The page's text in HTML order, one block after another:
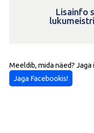
Lisainfo
Meeldib, mida näed?
Jaga Facebookis!